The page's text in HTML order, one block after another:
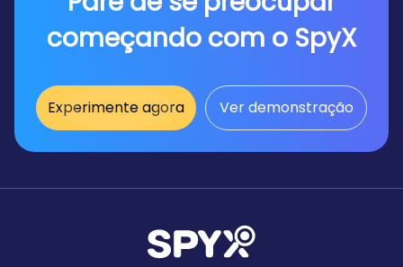
começando com o SpyX
Experimente agora Ver demonstração